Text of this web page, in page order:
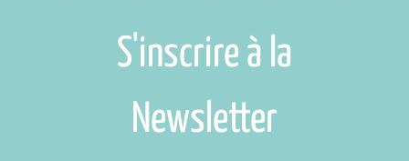
S'inscrire à la
Newsletter